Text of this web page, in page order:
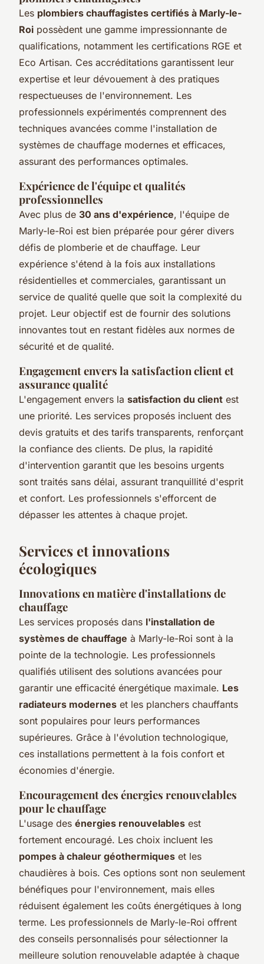
Les plombiers chauffagistes certifiés à Marly-le-
Roi possèdent une gamme impressionnante de
qualifications, notamment les certifications RGE et
Eco Artisan. Ces accréditations garantissent leur
expertise et leur dévouement à des pratiques
respectueuses de l'environnement. Les
professionnels expérimentés comprennent des
techniques avancées comme l'installation de
systèmes de chauffage modernes et efficaces,
assurant des performances optimales.
Expérience de l'équipe et qualités
professionnelles
Avec plus de 30 ans d'expérience, l'équipe de
Marly-le-Roi est bien préparée pour gérer divers
défis de plomberie et de chauffage. Leur
expérience s'étend à la fois aux installations
résidentielles et commerciales, garantissant un
service de qualité quelle que soit la complexité du
projet. Leur objectif est de fournir des solutions
innovantes tout en restant fidèles aux normes de
sécurité et de qualité.
Engagement envers la satisfaction client et
assurance qualité
L'engagement envers la satisfaction du client est
une priorité. Les services proposés incluent des
devis gratuits et des tarifs transparents, renforçant
la confiance des clients. De plus, la rapidité
d'intervention garantit que les besoins urgents
sont traités sans délai, assurant tranquillité d'esprit
et confort. Les professionnels s'efforcent de
dépasser les attentes à chaque projet.
Services et innovations
écologiques
Innovations en matière d'installations de
chauffage
Les services proposés dans l'installation de
systèmes de chauffage à Marly-le-Roi sont à la
pointe de la technologie. Les professionnels
qualifiés utilisent des solutions avancées pour
garantir une efficacité énergétique maximale. Les
radiateurs modernes et les planchers chauffants
sont populaires pour leurs performances
supérieures. Grâce à l'évolution technologique,
ces installations permettent à la fois confort et
économies d'énergie.
Encouragement des énergies renouvelables
pour le chauffage
L'usage des énergies renouvelables est
fortement encouragé. Les choix incluent les
pompes à chaleur géothermiques et les
chaudières à bois. Ces options sont non seulement
bénéfiques pour l'environnement, mais elles
réduisent également les coûts énergétiques à long
terme. Les professionnels de Marly-le-Roi offrent
des conseils personnalisés pour sélectionner la
meilleure solution renouvelable adaptée à chaque